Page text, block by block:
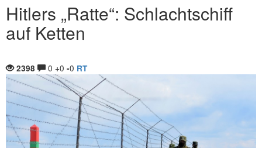
Hitlers „Ratte“: Schlachtschiff
auf Ketten
2398 0 +0 -0 RT